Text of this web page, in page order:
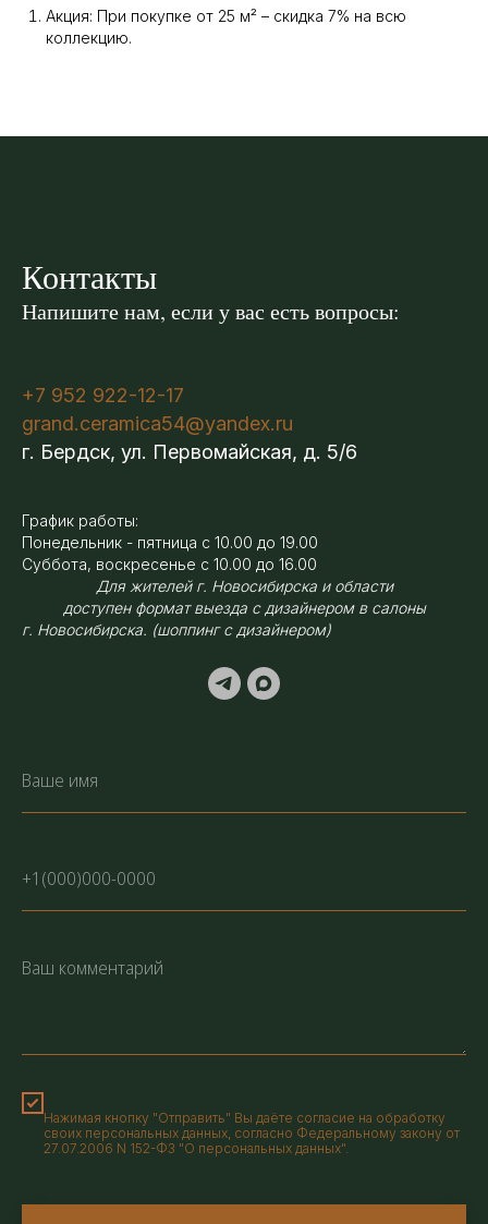
Акция: При покупке от 25 м² – скидка 7% на всю
коллекцию.
Контакты
Напишите нам, если у вас есть вопросы:
+7 952 922-12-17
grand.ceramica54@yandex.ru
г. Бердск, ул. Первомайская, д. 5/6
График работы:
Понедельник - пятница с 10.00 до 19.00
Суббота, воскресенье с 10.00 до 16.00
Для жителей г. Новосибирска и области
доступен формат выезда с дизайнером в салоны
г. Новосибирска. (шоппинг с дизайнером)
Нажимая кнопку "Отправить" Вы даёте согласие на обработку
своих персональных данных, согласно Федеральному закону от
27.07.2006 N 152-ФЗ "О персональных данных".